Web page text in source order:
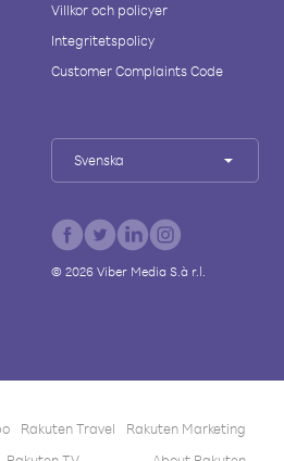
Villkor och policyer
Integritetspolicy
Customer Complaints Code
Svenska
© 2026Viber Media S.à r.l.
Rakuten Travel
Rakuten Marketing